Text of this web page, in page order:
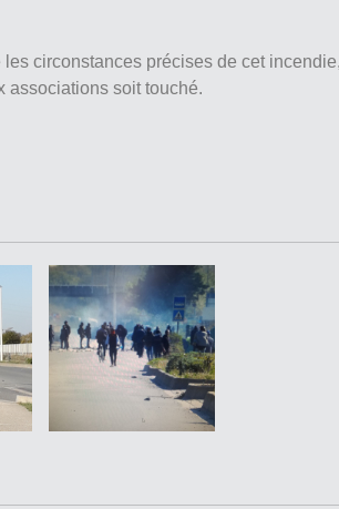
circonstances précises de cet
associations soit touché.